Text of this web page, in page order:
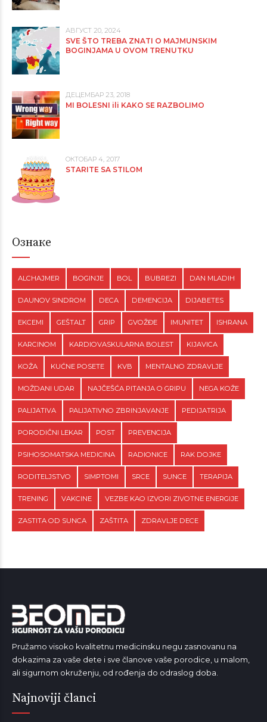
АВГУСТ 20, 2024
SVE ŠTO TREBA ZNATI O MAJMUNSKIM
BOGINJAMA U OVOM TRENUTKU
ДЕЦЕМБАР 23, 2018
MI BOLESNI ili KAKO SE RAZBOLIMO
ОКТОБАР 4, 2017
STARITE SA STILOM
Ознаке
ALCHAJMER BOGINJE BOL BUBREZI DAN MLADIH
DAUNOV SINDROM DECA DEMENCIJA DIJABETES
EKCEMI GEŠTALT GRIP GVOŽĐE IMUNITET ISHRANA
KARCINOM KARDIOVASKULARNA BOLEST KIJAVICA
KOŽA KUĆNE POSETE KVB MENTALNO ZDRAVLJE
MOŽDANI UDAR NAJČEŠĆA PITANJA O GRIPU NEGA KOŽE
PALIJATIVA PALIJATIVNO ZBRINJAVANJE PEDIJATRIJA
PORODIČNI LEKAR POST PREVENCIJA
PSIHOSOMATSKA MEDICINA RADIONICE RAK DOJKE
RODITELJSTVO SIMPTOMI SRCE SUNCE TERAPIJA
TRENING VAKCINE VEZBE KAO IZVORI ZIVOTNE ENERGIJE
ZASTITA OD SUNCA ZAŠTITA ZDRAVLJE DECE
Pružamo visoko kvalitetnu medicinsku negu zasnovanu na
dokazima za vaše dete i sve članove vaše porodice, u malom,
ali sigurnom okruženju, od rođenja do odraslog doba.
Najnoviji članci